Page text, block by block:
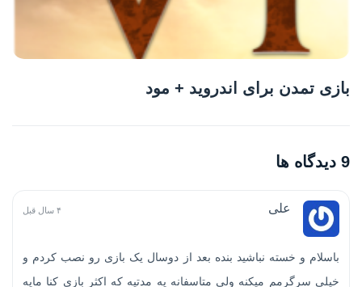
بازی تمدن برای اندروید + مود
9 دیدگاه ها
علی ۴ سال قبل
باسلام و خسته نباشید بنده بعد از دوسال یک بازی رو نصب کردم و
خیلی سرگرمم میکنه ولی متاسفانه یه مدتیه که اکثر بازی کنا مایه